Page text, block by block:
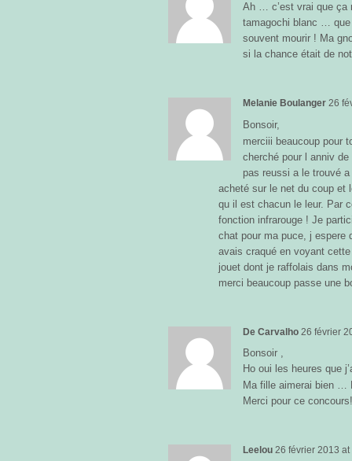
Ah … c’est vrai que ça
tamagochi blanc …
souvent mourir ! Ma
si la chance était de
Melanie Boulanger 26
Bonsoir,
merciii beaucoup pour
cherché pour l anniv
pas reussi a le trouvé
acheté sur le net du coup et
qu il est chacun le leur. Par
fonction infrarouge ! Je
chat pour ma puce, j espere
avais craqué en voyant
jouet dont je raffolais dans
merci beaucoup passe une
De Carvalho 26 février
Bonsoir ,
Ho oui les heures que
Ma fille aimerai bien …
Merci pour ce
Leelou 26 février 2013 at